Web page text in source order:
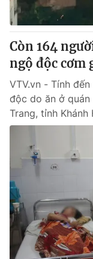
Giấy phép hoạt
cấp ngày 29/12/2023
Tổng Biên tập:Vũ
Phó Tổng Biên tập:
Nguyễn Trọng Ninh
Tổng đài VTV:
Ðiện thoại Thời báo
Email:
Liên hệ quảng cáo:
Còn 164
ngộ độc cơm
VTV.vn - Tính
độc do ăn ở quán
Trang, tỉnh